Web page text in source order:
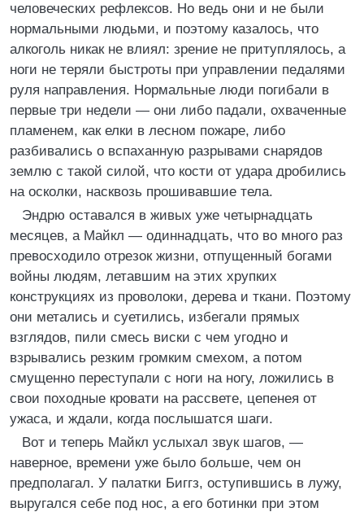
человеческих рефлексов. Но ведь они и не были
нормальными людьми, и поэтому казалось, что
алкоголь никак не влиял: зрение не притуплялось, а
ноги не теряли быстроты при управлении педалями
руля направления. Нормальные люди погибали в
первые три недели — они либо падали, охваченные
пламенем, как елки в лесном пожаре, либо
разбивались о вспаханную разрывами снарядов
землю с такой силой, что кости от удара дробились
на осколки, насквозь прошивавшие тела.
Эндрю оставался в живых уже четырнадцать
месяцев, а Майкл — одиннадцать, что во много раз
превосходило отрезок жизни, отпущенный богами
войны людям, летавшим на этих хрупких
конструкциях из проволоки, дерева и ткани. Поэтому
они метались и суетились, избегали прямых
взглядов, пили смесь виски с чем угодно и
взрывались резким громким смехом, а потом
смущенно переступали с ноги на ногу, ложились в
свои походные кровати на рассвете, цепенея от
ужаса, и ждали, когда послышатся шаги.
Вот и теперь Майкл услыхал звук шагов, —
наверное, времени уже было больше, чем он
предполагал. У палатки Биггз, оступившись в лужу,
выругался себе под нос, а его ботинки при этом